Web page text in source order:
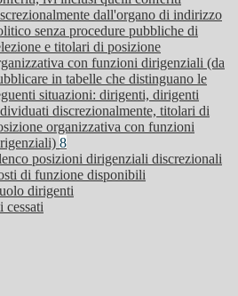
dall'organo di indirizzo
senza procedure pubbliche di
e titolari di posizione
con funzioni dirigenziali (da
in tabelle che distinguano le
situazioni: dirigenti, dirigenti
discrezionalmente, titolari di
organizzativa con funzioni
8
posizioni dirigenziali discrezionali
di funzione disponibili
dirigenti
cessati